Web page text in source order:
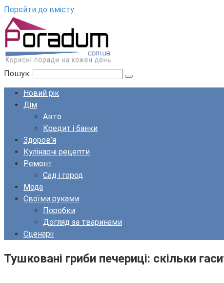
Перейти до вмісту
Пошук:
Новий рік
Дім
Авто
Кредит і банки
Здоров’я
Кулінарні рецепти
Ремонт
Сад і город
Мода
Своїми руками
Поробки
Догляд за тваринами
Сценарії
Тушковані гриби печериці: скільки